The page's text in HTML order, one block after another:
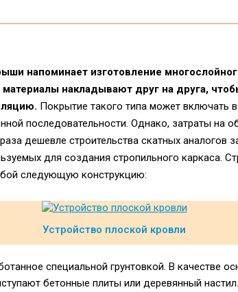
напоминает изготовление
накладывают друг на друга,
Покрытие такого типа может включать
последовательности. Однако, затраты на
дешевле строительства скатных аналогов
для создания стропильного каркаса.
следующую конструкцию:
Устройство плоской кровли
специальной грунтовкой. В качестве
бетонные плиты или деревянный